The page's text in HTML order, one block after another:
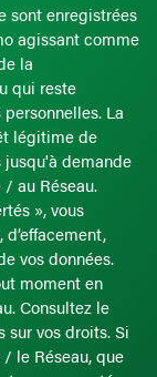
sont enregistrées
agissant comme
la
qui reste
La
légitime de
jusqu'à demande
au Réseau.
», vous
vos données.
moment en
Consultez le
sur vos droits. Si
le Réseau, que